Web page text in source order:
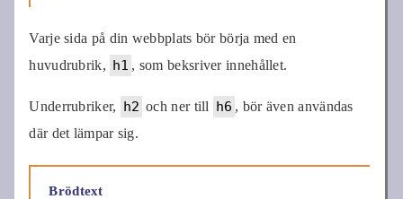
Varje sida på din webbplats bör börja med en
huvudrubrik, h1 , som beksriver innehållet.
Underrubriker, h2 och ner till h6 , bör även användas
där det lämpar sig.
Brödtext